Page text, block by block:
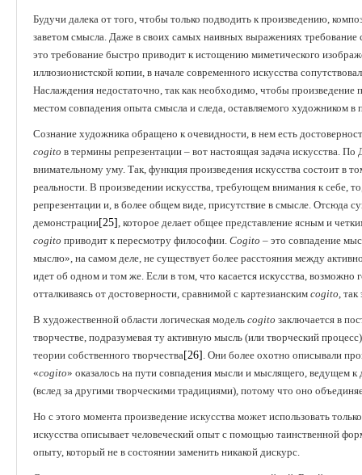
Будучи далека от того, чтобы только подводить к произведению,
заветом смысла. Даже в своих самых наивных выражениях
это требование быстро приводит к истощению миметического
иллюзионистской копии, в начале современного искусства
Наслаждения недостаточно, так как необходимо, чтобы произведение
местом совпадения опыта смысла и следа, оставляемого художником в
Сознание художника обращено к очевидности, в нем есть
cogito в термины репрезентации – вот настоящая задача искусства.
внимательному уму. Так, функция произведения искусства состоит в
реальности. В произведении искусства, требующем внимания к себе,
репрезентации и, в более общем виде, присутствие в смысле. Отсюда
демонстрации[25], которое делает общее представление ясным и
cogito приводит к пересмотру философии. Сogito – это совпадение
мыслю», на самом деле, не существует более расстояния между
идет об одном и том же. Если в том, что касается искусства,
отталкиваясь от достоверности, сравнимой с картезианским cogito, так
В художественной области логическая модель cogito заключается в
творчестве, подразумевая ту активную мысль (или творческий
теории собственного творчества[26] . Они более охотно описывали
«cogito» оказалось на пути совпадения мысли и мыслящего, ведущем
(вслед за другими творческими традициями), потому что оно
Но с этого момента произведение искусства может использовать
искусства описывает человеческий опыт с помощью таинственной
опыту, который не в состоянии заменить никакой дискурс.